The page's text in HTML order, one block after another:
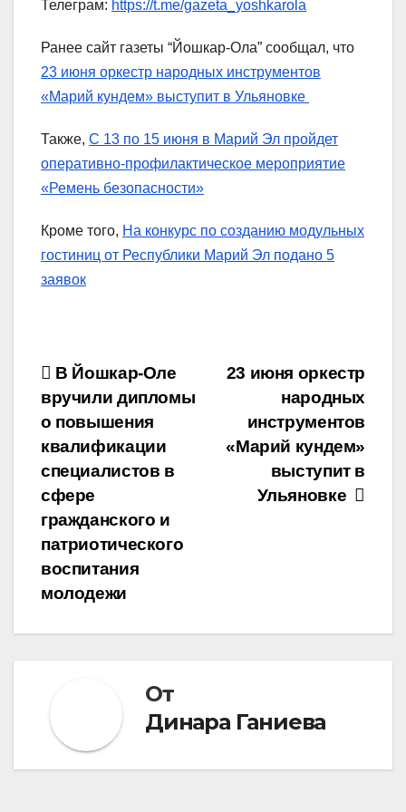
Телеграм: https://t.me/gazeta_yoshkarola
Ранее сайт газеты “Йошкар-Ола” сообщал, что
23 июня оркестр народных инструментов
«Марий кундем» выступит в Ульяновке
Также, С 13 по 15 июня в Марий Эл пройдет
оперативно-профилактическое мероприятие
«Ремень безопасности»
Кроме того, На конкурс по созданию модульных
гостиниц от Республики Марий Эл подано 5
заявок
Навигация
по
записям
23 июня оркестр
народных
инструментов
«Марий кундем»
выступит в
Ульяновке
В Йошкар-Оле
вручили дипломы
о повышения
квалификации
специалистов в
сфере
гражданского и
патриотического
воспитания
молодежи
От
Динара Ганиева